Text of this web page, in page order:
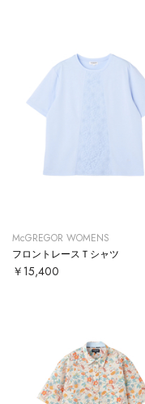
McGREGOR WOMENS
フロントレースＴシャツ
￥15,400